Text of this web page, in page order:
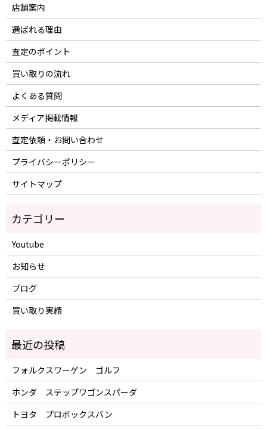
店舗案内
選ばれる理由
査定のポイント
買い取りの流れ
よくある質問
メディア掲載情報
査定依頼・お問い合わせ
プライバシーポリシー
サイトマップ
Youtube
お知らせ
ブログ
買い取り実績
フォルクスワーゲン ゴルフ
ホンダ ステップワゴンスパーダ
トヨタ プロボックスバン